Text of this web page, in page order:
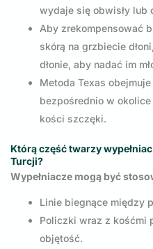
wydaje się obwisły lub
Aby zrekompensować
skórą na grzbiecie
dłonie, aby nadać im
Metoda Texas
bezpośrednio w
kości szczęki.
Którą część twarzy
Turcji?
Wypełniacze mogą być
Linie biegnące między
Policzki wraz z kośćmi
objętość.